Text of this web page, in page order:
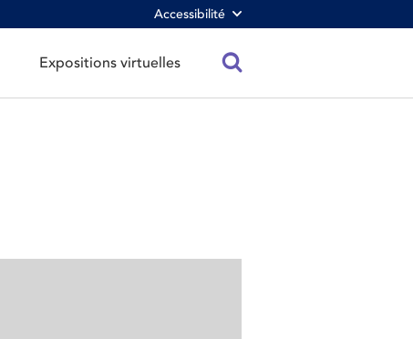
Accessibilité
Expositions virtuelles